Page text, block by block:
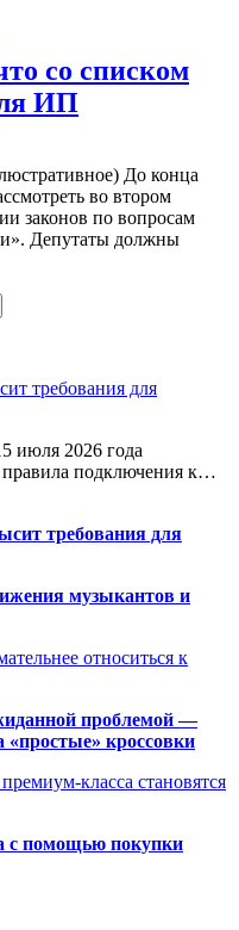
со списком
ИП
До конца
во втором
законов по вопросам
Депутаты должны
требования для
июля 2026 года
правила подключения к…
требования для
музыкантов и
относиться к
проблемой —
«простые» кроссовки
класса становятся
с помощью покупки